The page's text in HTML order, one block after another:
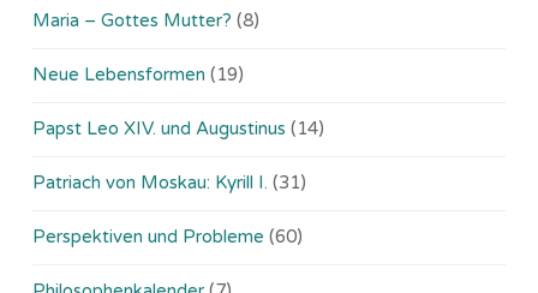
Maria – Gottes Mutter? (8)
Neue Lebensformen (19)
Papst Leo XIV. und Augustinus (14)
Patriach von Moskau: Kyrill I. (31)
Perspektiven und Probleme (60)